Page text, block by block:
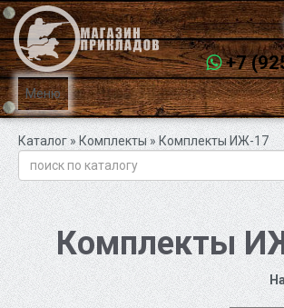
Меню
+7
Каталог» Комплекты» Комплекты ИЖ-17
Комплекты